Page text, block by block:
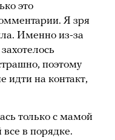
это
Я зря
Именно из-за
поэтому
идти на контакт,
только с мамой
все в порядке.